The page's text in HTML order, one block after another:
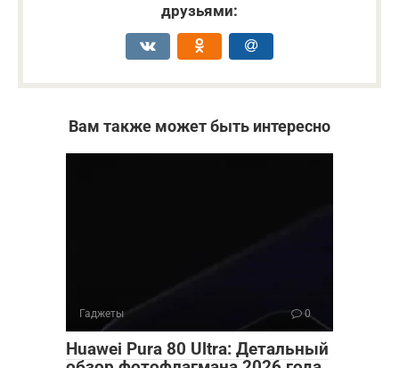
друзьями:
Вам также может быть интересно
Гаджеты 0
Huawei Pura 80 Ultra: Детальный